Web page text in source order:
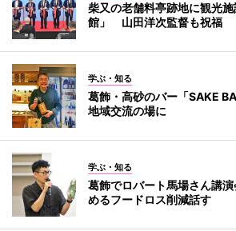
柴又の老舗料亭跡地に観光
館」 山田洋次監督も祝福
学ぶ・知る
葛飾・高砂のバー「SAKE
地域交流の場に
学ぶ・知る
葛飾でロバート馬場さん講
めるフードロス削減話す